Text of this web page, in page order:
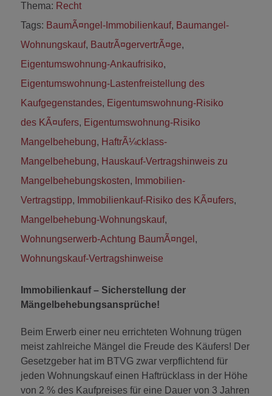
Thema: Recht
Tags: BaumÃ¤ngel-Immobilienkauf, Baumangel-
Wohnungskauf, BautrÃ¤gervertrÃ¤ge,
Eigentumswohnung-Ankaufrisiko,
Eigentumswohnung-Lastenfreistellung des
Kaufgegenstandes, Eigentumswohnung-Risiko
des KÃ¤ufers, Eigentumswohnung-Risiko
Mangelbehebung, HaftrÃ¼cklass-
Mangelbehebung, Hauskauf-Vertragshinweis zu
Mangelbehebungskosten, Immobilien-
Vertragstipp, Immobilienkauf-Risiko des KÃ¤ufers,
Mangelbehebung-Wohnungskauf,
Wohnungserwerb-Achtung BaumÃ¤ngel ,
Wohnungskauf-Vertragshinweise
Immobilienkauf – Sicherstellung der
Mängelbehebungsansprüche!
Beim Erwerb einer neu errichteten Wohnung trügen
meist zahlreiche Mängel die Freude des Käufers! Der
Gesetzgeber hat im BTVG zwar verpflichtend für
jeden Wohnungskauf einen Haftrücklass in der Höhe
von 2 % des Kaufpreises für eine Dauer von 3 Jahren